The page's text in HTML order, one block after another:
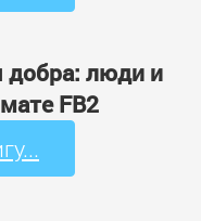
добра: люди и
FB2